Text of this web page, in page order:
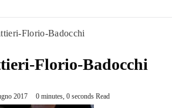
Florio-Badocchi
Florio-Badocchi
2017 0 minutes, 0 seconds Read